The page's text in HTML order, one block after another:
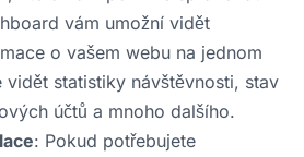
vám umožní vidět
o vašem webu na jednom
vidět statistiky návštěvnosti, stav
účtů a mnoho dalšího.
: Pokud potřebujete